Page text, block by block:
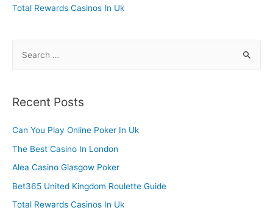
Total Rewards Casinos In Uk
r
h
f
o
Recent Posts
Can You Play Online Poker In Uk
The Best Casino In London
Alea Casino Glasgow Poker
Bet365 United Kingdom Roulette Guide
Total Rewards Casinos In Uk